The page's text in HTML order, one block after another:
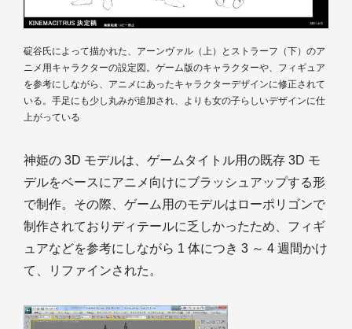
碇谷氏によって描かれた、アーンヴァル（上）とストラーフ（下）のア
ニメ用キャラクターの設定図。ゲーム版のキャラクターや、フィギュア
を参考にしながら、アニメにあったキャラクターデザインに修正されて
いる。手足にも少し丸みが追加され、よりも女の子らしいデザインに仕
上がっている
神姫の 3D モデルは、ゲームタイトル用の既存 3D モ
デルをベースにアニメ向けにブラッシュアップする形
で制作。その際、ゲーム用のモデルはローポリゴンで
制作されておりディテールに乏しかったため、フィギ
ュアなどを参考にしながら 1 体につき 3 ～ 4 週間かけ
て、リファインされた。